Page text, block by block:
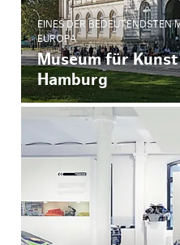
EINES DER BEDEUTENDSTEN
EUROPA
Museum für
Hamburg